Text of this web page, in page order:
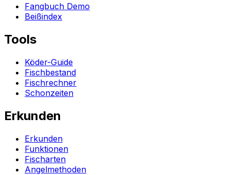
Fangbuch Demo
Beißindex
Tools
Köder-Guide
Fischbestand
Fischrechner
Schonzeiten
Erkunden
Erkunden
Funktionen
Fischarten
Angelmethoden